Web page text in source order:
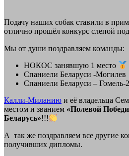
Подачу наших собак ставили в
отлично прошёл конкурс слепой
Мы от души поздравляем команды:
НОКОС занявшую 1 место
Спаниели Беларуси -Могилев
Спаниели Беларуси – Гомель-
Калли-Миланию и её владельца
местом и званием «Полевой
Беларусь»!!!
А так же поздравляем все другие
получивших дипломы.